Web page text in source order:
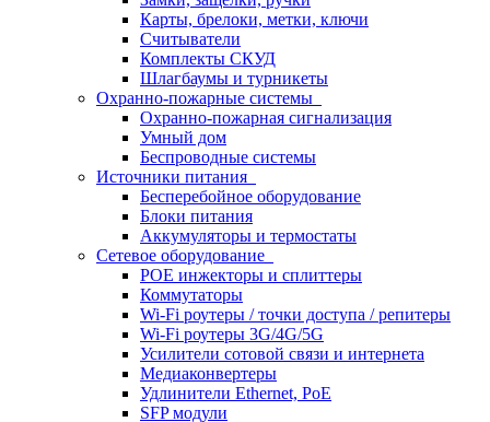
Карты, брелоки, метки, ключи
Считыватели
Комплекты СКУД
Шлагбаумы и турникеты
Охранно-пожарные системы
Охранно-пожарная сигнализация
Умный дом
Беспроводные системы
Источники питания
Бесперебойное оборудование
Блоки питания
Аккумуляторы и термостаты
Сетевое оборудование
POE инжекторы и сплиттеры
Коммутаторы
Wi-Fi роутеры / точки доступа / репитеры
Wi-Fi роутеры 3G/4G/5G
Усилители сотовой связи и интернета
Медиаконвертеры
Удлинители Ethernet, PoE
SFP модули